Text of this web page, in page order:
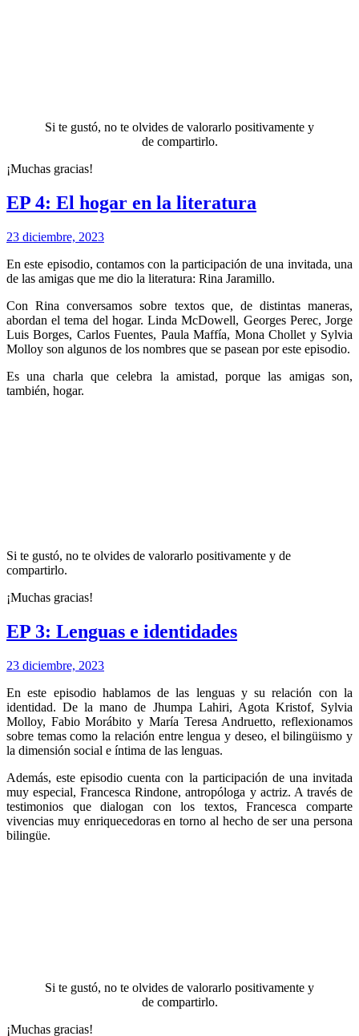
Si te gustó, no te olvides de valorarlo positivamente y
de compartirlo.
¡Muchas gracias!
EP 4: El hogar en la literatura
23 diciembre, 2023
En este episodio, contamos con la participación de una invitada, una
de las amigas que me dio la literatura: Rina Jaramillo.
Con Rina conversamos sobre textos que, de distintas maneras,
abordan el tema del hogar. Linda McDowell, Georges Perec, Jorge
Luis Borges, Carlos Fuentes, Paula Maffía, Mona Chollet y Sylvia
Molloy son algunos de los nombres que se pasean por este episodio.
Es una charla que celebra la amistad, porque las amigas son,
también, hogar.
Si te gustó, no te olvides de valorarlo positivamente y de
compartirlo.
¡Muchas gracias!
EP 3: Lenguas e identidades
23 diciembre, 2023
En este episodio hablamos de las lenguas y su relación con la
identidad. De la mano de Jhumpa Lahiri, Agota Kristof, Sylvia
Molloy, Fabio Morábito y María Teresa Andruetto, reflexionamos
sobre temas como la relación entre lengua y deseo, el bilingüismo y
la dimensión social e íntima de las lenguas.
Además, este episodio cuenta con la participación de una invitada
muy especial, Francesca Rindone, antropóloga y actriz. A través de
testimonios que dialogan con los textos, Francesca comparte
vivencias muy enriquecedoras en torno al hecho de ser una persona
bilingüe.
Si te gustó, no te olvides de valorarlo positivamente y
de compartirlo.
¡Muchas gracias!